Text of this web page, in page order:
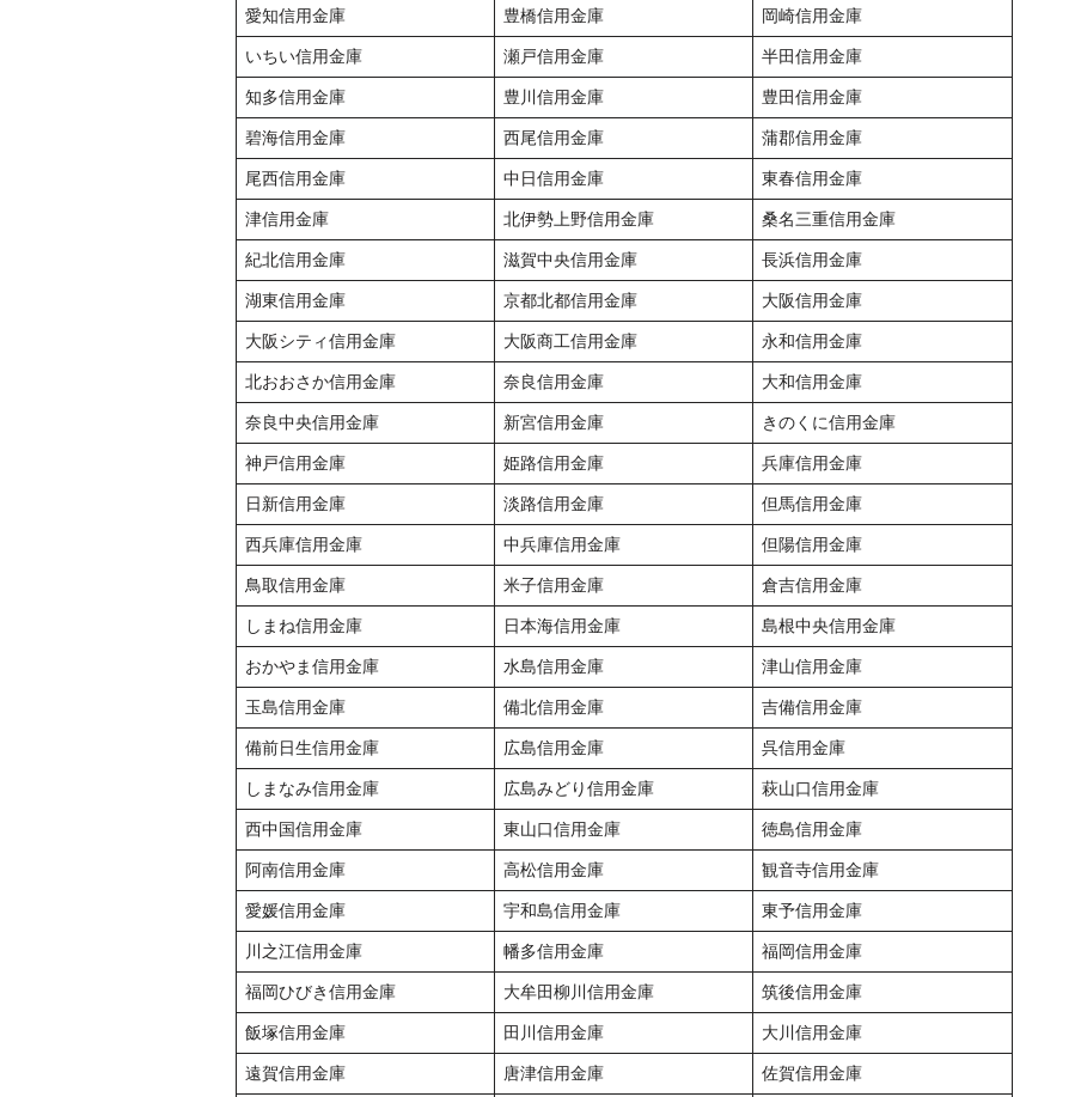
愛知信用金庫 豊橋信用金庫 岡崎信用金庫
いちい信用金庫 瀬戸信用金庫 半田信用金庫
知多信用金庫 豊川信用金庫 豊田信用金庫
碧海信用金庫 西尾信用金庫 蒲郡信用金庫
尾西信用金庫 中日信用金庫 東春信用金庫
津信用金庫 北伊勢上野信用金庫 桑名三重信用金庫
紀北信用金庫 滋賀中央信用金庫 長浜信用金庫
湖東信用金庫 京都北都信用金庫 大阪信用金庫
大阪シティ信用金庫 大阪商工信用金庫 永和信用金庫
北おおさか信用金庫 奈良信用金庫 大和信用金庫
奈良中央信用金庫 新宮信用金庫 きのくに信用金庫
神戸信用金庫 姫路信用金庫 兵庫信用金庫
日新信用金庫 淡路信用金庫 但馬信用金庫
西兵庫信用金庫 中兵庫信用金庫 但陽信用金庫
鳥取信用金庫 米子信用金庫 倉吉信用金庫
しまね信用金庫 日本海信用金庫 島根中央信用金庫
おかやま信用金庫 水島信用金庫 津山信用金庫
玉島信用金庫 備北信用金庫 吉備信用金庫
備前日生信用金庫 広島信用金庫 呉信用金庫
しまなみ信用金庫 広島みどり信用金庫 萩山口信用金庫
西中国信用金庫 東山口信用金庫 徳島信用金庫
阿南信用金庫 高松信用金庫 観音寺信用金庫
愛媛信用金庫 宇和島信用金庫 東予信用金庫
川之江信用金庫 幡多信用金庫 福岡信用金庫
福岡ひびき信用金庫 大牟田柳川信用金庫 筑後信用金庫
飯塚信用金庫 田川信用金庫 大川信用金庫
遠賀信用金庫 唐津信用金庫 佐賀信用金庫